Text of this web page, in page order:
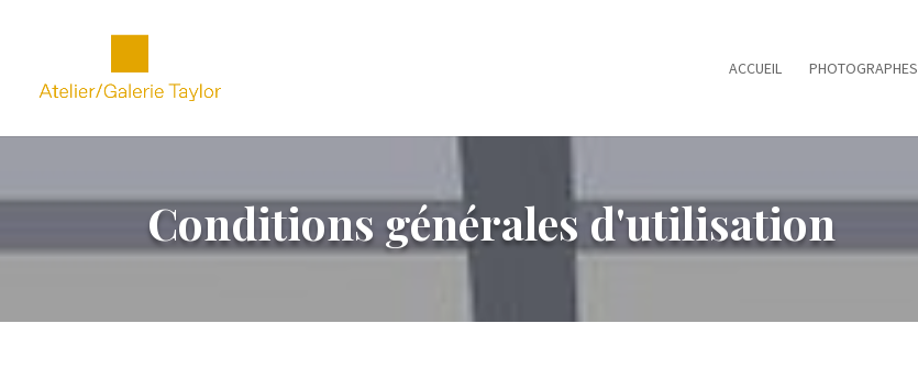
ACCUEIL PHOTOGRAPHES
Conditions générales d'utilisation